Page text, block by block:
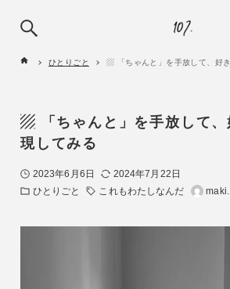
ひとりごと ▨ 「ちゃんと」を手放して、好
▨ 「ちゃんと」を手放して、
現してみる
2023年6月6日
2024年7月22日
ひとりごと
これもわたしなんだ maki.